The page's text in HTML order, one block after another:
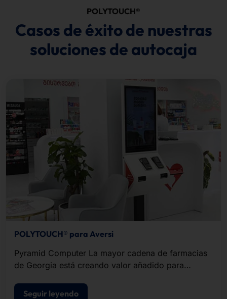
POLYTOUCH®
Casos de éxito de nuestras
soluciones de autocaja
POLYTOUCH® para Aversi
Pyramid Computer La mayor cadena de farmacias
de Georgia está creando valor añadido para
terminales de autoservicio de .
Seguir leyendo